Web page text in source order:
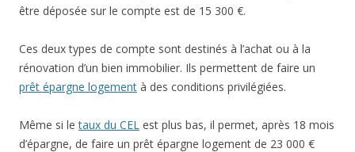
être déposée sur le compte est de 15 300 €.
Ces deux types de compte sont destinés à l’achat ou à la
rénovation d’un bien immobilier. Ils permettent de faire un
prêt épargne logement à des conditions privilégiées.
Même si letaux du CEL est plus bas, il permet, après 18 mois
d’épargne, de faire un prêt épargne logement de 23 000 €